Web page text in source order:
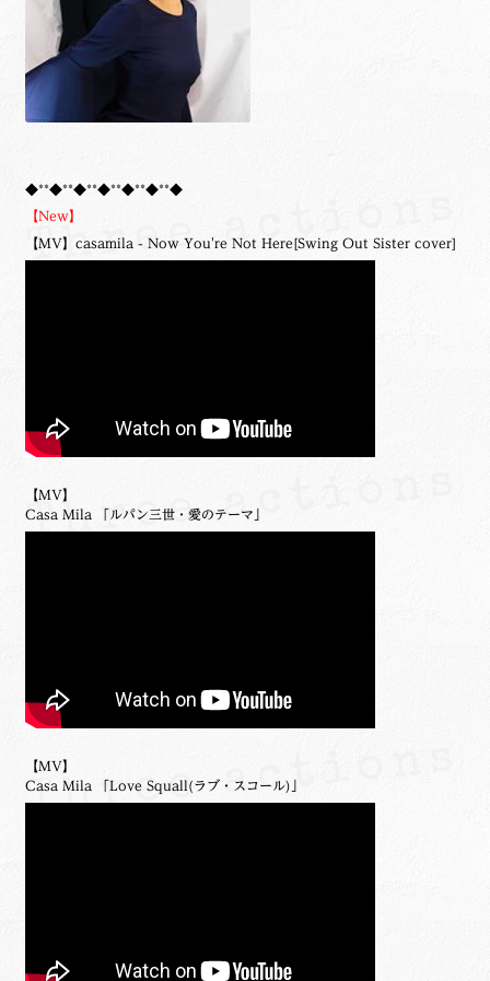
◆**◆**◆**◆**◆**◆**◆
【New】
【MV】casamila - Now You're Not Here[Swing Out Sister cover]
【MV】
Casa Mila 「ルパン三世・愛のテーマ」
【MV】
Casa Mila 「Love Squall(ラブ・スコール)」